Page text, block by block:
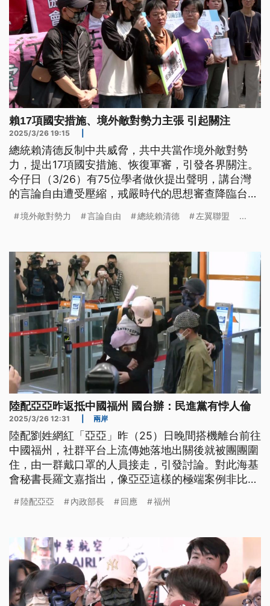
賴17項國安措施、境外敵對勢力主張 引起關注
2025/3/26 19:15
總統賴清德反制中共威脅，共中共當作境外敵對勢
力，提出17項國安措施、恢復軍審，引發各界關注。
今仔日（3/26）有75位學者做伙提出聲明，講台灣
的言論自由遭受壓縮，戒嚴時代的思想審查降臨台
臺語文。）
境外敵對勢力 言論自由 總統賴清德 左翼聯盟 ...
陸配亞亞昨返抵中國福州 國台辦：民進黨有悖人倫
2025/3/26 12:31 兩岸
陸配劉姓網紅「亞亞」昨（25）日晚間搭機離台前往
中國福州，社群平台上流傳她落地出關後就被團團圍
住，由一群戴口罩的人員接走，引發討論。對此海基
會秘書長羅文嘉指出，像亞亞這樣的極端案例非比尋
配，不要因為少數就對其他人貼標籤或歧視。
陸配亞亞 內政部長 回應 福州